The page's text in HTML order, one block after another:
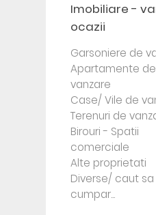
Imobiliare -
ocazii
Garsoniere de
Apartamente de
vanzare
Case/ Vile de
Terenuri de
Birouri - Spatii
comerciale
Alte proprietati
Diverse/ caut sa
cumpar...